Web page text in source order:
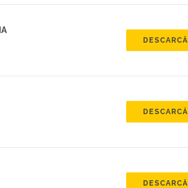
DESCARCĂ
DESCARCĂ
DESCARCĂ